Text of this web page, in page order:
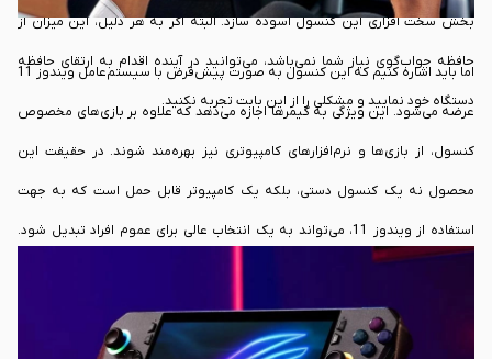
بخش سخت افزاری این کنسول آسوده سازد. البته اگر به هر دلیل، این میزان از
حافظه جواب‌گوی نیاز شما نمی‌باشد، می‌توانید در آینده اقدام به ارتقای حافظه
دستگاه خود نمایید و مشکلی را از این بابت تجربه نکنید.
اما باید اشاره کنیم که این کنسول به صورت پیش‌فرض با سیستم‌عامل ویندوز 11
عرضه می‌شود. این ویژگی به گیمرها اجازه می‌دهد که علاوه بر بازی‌های مخصوص
کنسول، از بازی‌ها و نرم‌افزارهای کامپیوتری نیز بهره‌مند شوند. در حقیقت این
محصول نه یک کنسول دستی، بلکه یک کامپیوتر قابل حمل است که به جهت
استفاده از ویندوز 11، می‌تواند به یک انتخاب عالی برای عموم افراد تبدیل شود.
Fluid Motion Frames و فناوری Anti Lag که همه و همه به تجربه بهتر شما از این